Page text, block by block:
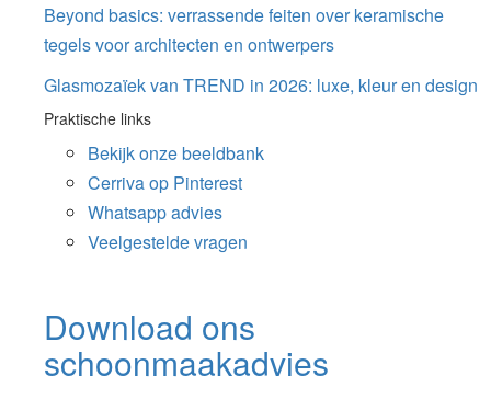
Beyond basics: verrassende feiten over keramische
tegels voor architecten en ontwerpers
Glasmozaïek van TREND in 2026: luxe, kleur en design
Praktische links
Bekijk onze beeldbank
Cerriva op Pinterest
Whatsapp advies
Veelgestelde vragen
Download ons
schoonmaakadvies